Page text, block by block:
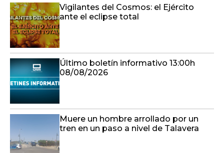
Vigilantes del Cosmos: el Ejército
ante el eclipse total
Último boletín informativo 13:00h
08/08/2026
Muere un hombre arrollado por un
tren en un paso a nivel de Talavera